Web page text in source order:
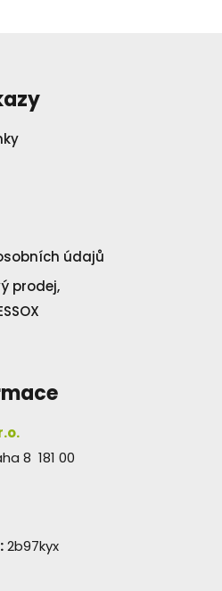
údajů
prodej,
8 181 00
2b97kyx